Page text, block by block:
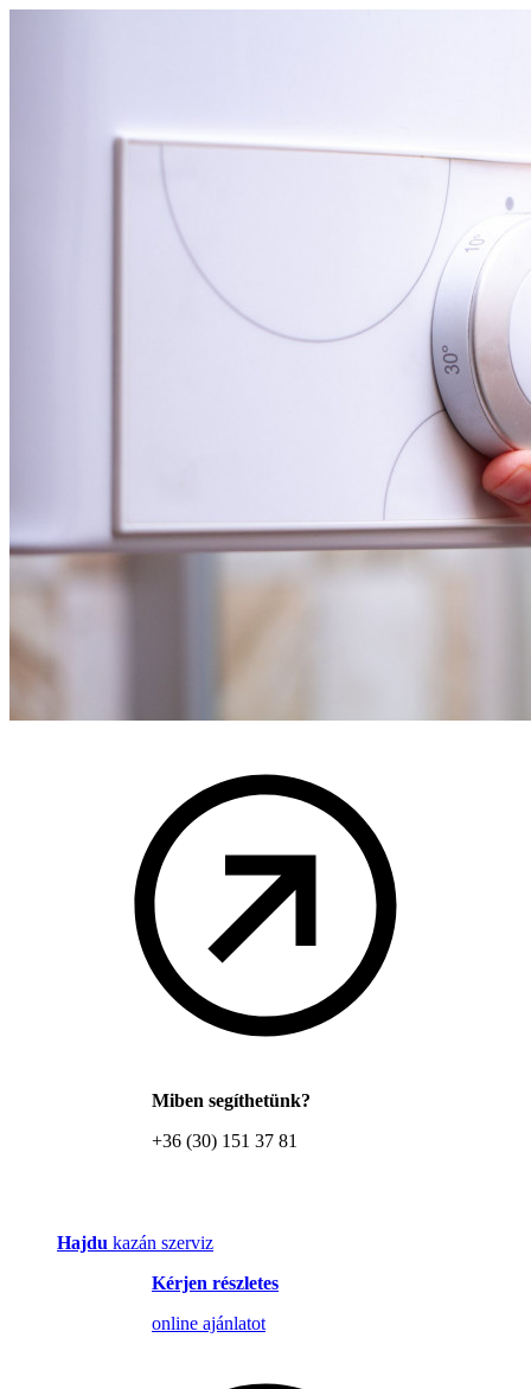
Miben segíthetünk?
+36 (30) 151 37 81
Hajdu kazán szerviz
Kérjen részletes
online ajánlatot